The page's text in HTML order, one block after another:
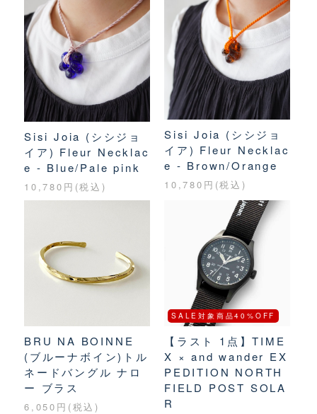
Sisi Joia (シシジョ
イア) Fleur Necklac
e - Blue/Pale pink
10,780円(税込)
Sisi Joia (シシジョ
イア) Fleur Necklac
e - Brown/Orange
10,780円(税込)
BRU NA BOINNE
(ブルーナボイン)トル
ネードバングル ナロ
ー ブラス
6,050円(税込)
SALE対象商品40%OFF
【ラスト 1点】TIME
X × and wander EX
PEDITION NORTH
FIELD POST SOLA
R